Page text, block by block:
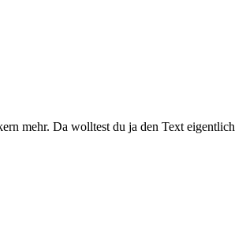
mehr. Da wolltest du ja den Text eigentlich